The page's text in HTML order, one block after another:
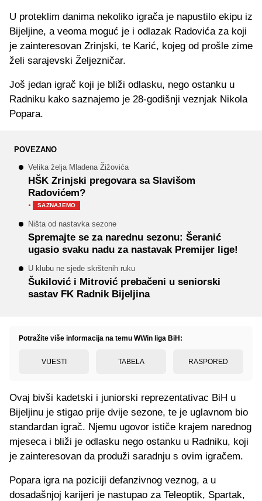
U proteklim danima nekoliko igrača je napustilo ekipu iz
Bijeljine, a veoma moguć je i odlazak Radovića za koji
je zainteresovan Zrinjski, te Karić, kojeg od prošle zime
želi sarajevski Željezničar.
Još jedan igrač koji je bliži odlasku, nego ostanku u
Radniku kako saznajemo je 28-godišnji veznjak Nikola
Popara.
POVEZANO
Velika želja Mladena Žižovića
HŠK Zrinjski pregovara sa Slavišom
Radovićem?
· SAZNAJEMO
Ništa od nastavka sezone
Spremajte se za narednu sezonu: Šeranić
ugasio svaku nadu za nastavak Premijer lige!
U klubu ne sjede skrštenih ruku
Šukilović i Mitrović prebačeni u seniorski
sastav FK Radnik Bijeljina
Potražite više informacija na temu WWin liga BiH:
VIJESTI TABELA RASPORED
Ovaj bivši kadetski i juniorski reprezentativac BiH u
Bijeljinu je stigao prije dvije sezone, te je uglavnom bio
standardan igrač. Njemu ugovor ističe krajem narednog
mjeseca i bliži je odlasku nego ostanku u Radniku, koji
je zainteresovan da produži saradnju s ovim igračem.
Popara igra na poziciji defanzivnog veznog, a u
dosadašnjoj karijeri je nastupao za Teleoptik, Spartak,